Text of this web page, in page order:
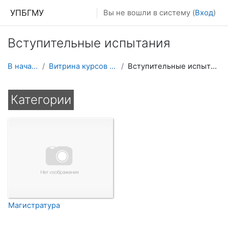
УПБГМУ Вы не вошли в систему (Вход)
Вступительные испытания
В начало Витрина курсов 3KL Вступительные испытания
Категории
Магистратура